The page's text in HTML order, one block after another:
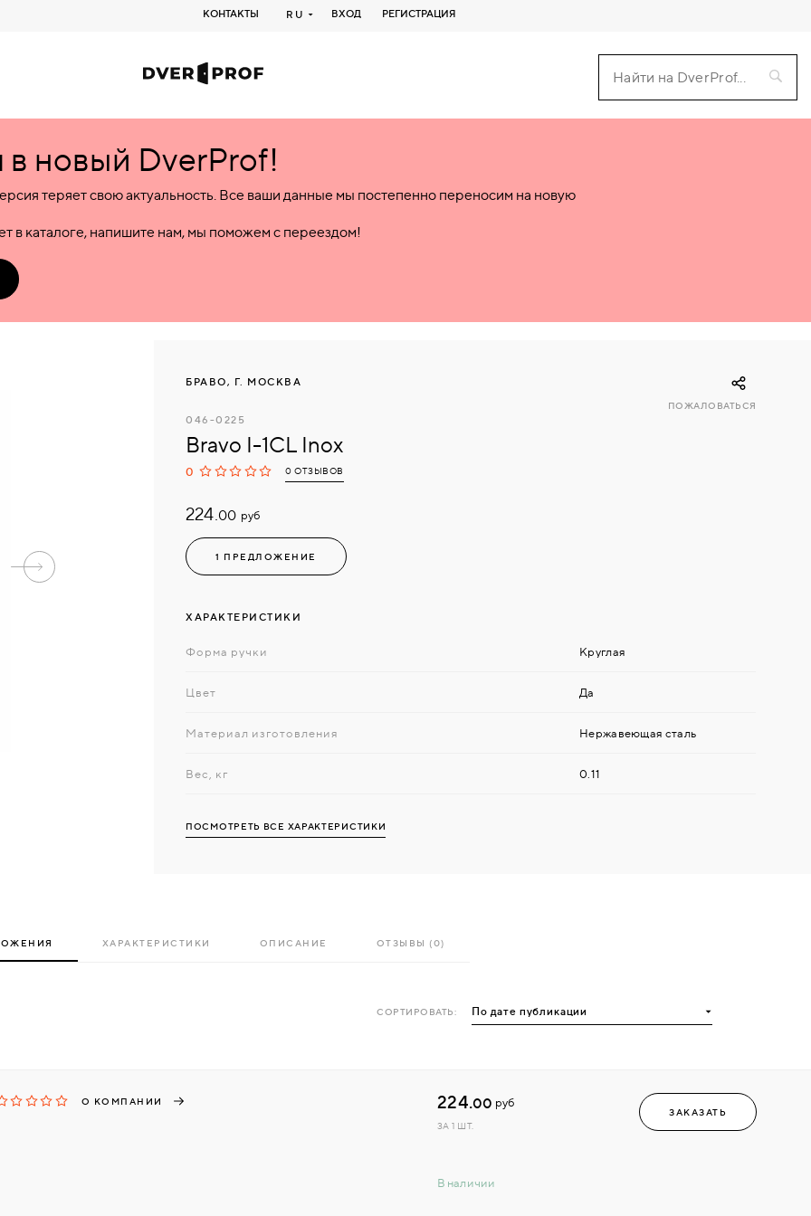
КОНТАКТЫ RU ВХОД РЕГИСТРАЦИЯ
новый DverProf!
теряет свою актуальность. Все ваши данные мы постепенно переносим на новую
в каталоге, напишите нам, мы поможем с переездом!
БРАВО, Г. МОСКВА
046-0225
Bravo I-1CL Inox
0 0 ОТЗЫВОВ
224.00 руб
1 ПРЕДЛОЖЕНИЕ
ПОЖАЛОВАТЬСЯ
ХАРАКТЕРИСТИКИ
Форма ручки Круглая
Цвет Да
Материал изготовления Нержавеющая сталь
Вес, кг 0.11
ПОСМОТРЕТЬ ВСЕ ХАРАКТЕРИСТИКИ
ХАРАКТЕРИСТИКИ ОПИСАНИЕ ОТЗЫВЫ (0)
СОРТИРОВАТЬ:
О КОМПАНИИ
В наличии
224.00 руб
ЗА 1 ШТ.
ЗАКАЗАТЬ